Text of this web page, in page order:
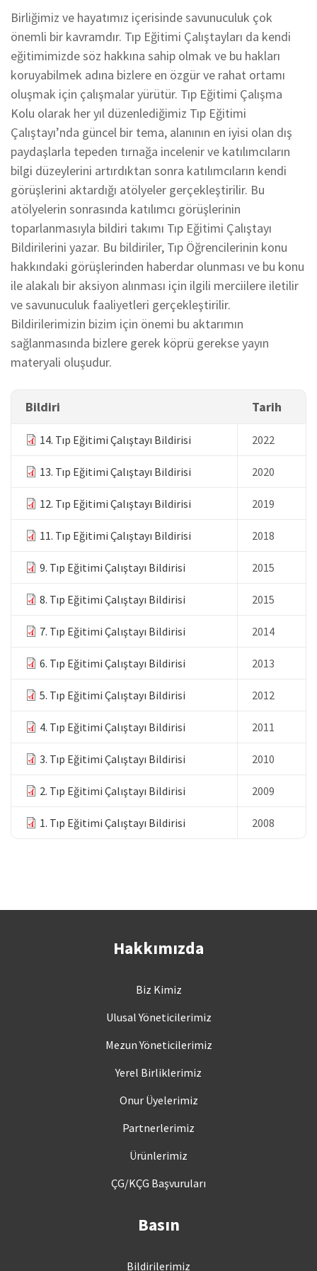
Birliğimiz ve hayatımız içerisinde savunuculuk çok
önemli bir kavramdır. Tıp Eğitimi Çalıştayları da kendi
eğitimimizde söz hakkına sahip olmak ve bu hakları
koruyabilmek adına bizlere en özgür ve rahat ortamı
oluşmak için çalışmalar yürütür. Tıp Eğitimi Çalışma
Kolu olarak her yıl düzenlediğimiz Tıp Eğitimi
Çalıştayı’nda güncel bir tema, alanının en iyisi olan dış
paydaşlarla tepeden tırnağa incelenir ve katılımcıların
bilgi düzeylerini artırdıktan sonra katılımcıların kendi
görüşlerini aktardığı atölyeler gerçekleştirilir. Bu
atölyelerin sonrasında katılımcı görüşlerinin
toparlanmasıyla bildiri takımı Tıp Eğitimi Çalıştayı
Bildirilerini yazar. Bu bildiriler, Tıp Öğrencilerinin konu
hakkındaki görüşlerinden haberdar olunması ve bu konu
ile alakalı bir aksiyon alınması için ilgili merciilere iletilir
ve savunuculuk faaliyetleri gerçekleştirilir.
Bildirilerimizin bizim için önemi bu aktarımın
sağlanmasında bizlere gerek köprü gerekse yayın
materyali oluşudur.
Bildiri Tarih
14. Tıp Eğitimi Çalıştayı Bildirisi 2022
13. Tıp Eğitimi Çalıştayı Bildirisi 2020
12. Tıp Eğitimi Çalıştayı Bildirisi 2019
11. Tıp Eğitimi Çalıştayı Bildirisi 2018
9. Tıp Eğitimi Çalıştayı Bildirisi 2015
8. Tıp Eğitimi Çalıştayı Bildirisi 2015
7. Tıp Eğitimi Çalıştayı Bildirisi 2014
6. Tıp Eğitimi Çalıştayı Bildirisi 2013
5. Tıp Eğitimi Çalıştayı Bildirisi 2012
4. Tıp Eğitimi Çalıştayı Bildirisi 2011
3. Tıp Eğitimi Çalıştayı Bildirisi 2010
2. Tıp Eğitimi Çalıştayı Bildirisi 2009
1. Tıp Eğitimi Çalıştayı Bildirisi 2008
Hakkımızda
Biz Kimiz
Ulusal Yöneticilerimiz
Mezun Yöneticilerimiz
Yerel Birliklerimiz
Onur Üyelerimiz
Partnerlerimiz
Ürünlerimiz
ÇG/KÇG Başvuruları
Basın
Bildirilerimiz